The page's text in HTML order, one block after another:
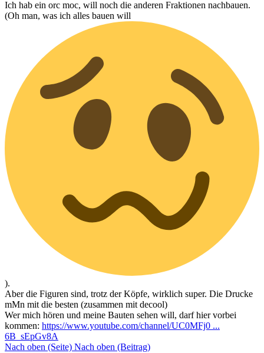
Ich hab ein orc moc, will noch die anderen Fraktionen nachbauen.
(Oh man, was ich alles bauen will
).
Aber die Figuren sind, trotz der Köpfe, wirklich super. Die Drucke
mMn mit die besten (zusammen mit decool)
Wer mich hören und meine Bauten sehen will, darf hier vorbei
kommen: https://www.youtube.com/channel/UC0MFj0 ...
6B_sEpGv8A
Nach oben (Seite) Nach oben (Beitrag)